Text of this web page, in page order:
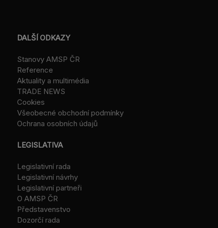
DALŠÍ ODKAZY
Stanovy AMSP ČR
Reference
Aktuality a multimédia
TRADE NEWS
Cookies
Všeobecné obchodní podmínky
Ochrana osobních údajů
LEGISLATIVA
Legislativní rada
Legislativní návrhy
Legislativní partneři
O AMSP ČR
Představenstvo
Dozorčí rada